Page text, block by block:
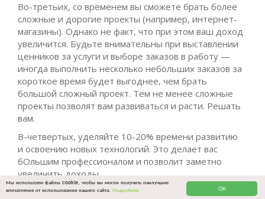
OK
Мы используем файлы cookie, чтобы вы могли получить наилучшие
впечатления от использования нашего сайта. Подробнее.
Во-третьих, со временем вы сможете брать более
сложные и дорогие проекты (например, интернет-
магазины). Однако не факт, что при этом ваш доход
увеличится. Будьте внимательны при выставлении
ценников за услуги и выборе заказов в работу —
иногда выполнить несколько небольших заказов за
короткое время будет выгоднее, чем брать
большой сложный проект. Тем не менее сложные
проекты позволят вам развиваться и расти. Решать
вам.
В-четвертых, уделяйте 10-20% времени развитию
и освоению новых технологий. Это делает вас
бОльшим профессионалом и позволит заметно
увеличить доходы.